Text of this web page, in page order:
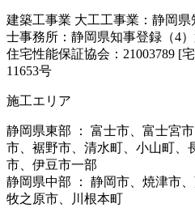
建築工事業 大工工事業：静岡
士事務所：静岡県知事登録（4
住宅性能保証協会：21003789 [
11653号
施工エリア
静岡県東部 ： 富士市、富士宮
市、裾野市、清水町、小山町、
市、伊豆市一部
静岡県中部 ： 静岡市、焼津市
牧之原市、川根本町